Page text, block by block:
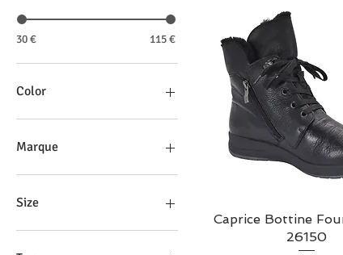
30 € 115 €
Color
Marque
Caprice
Kelara
Skechers
Size
35
Caprice Bottine
26150